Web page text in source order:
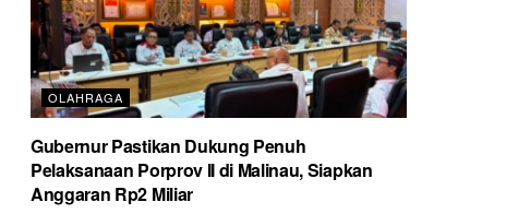
OLAHRAGA
Gubernur Pastikan Dukung Penuh
Pelaksanaan Porprov II di Malinau, Siapkan
Anggaran Rp2 Miliar